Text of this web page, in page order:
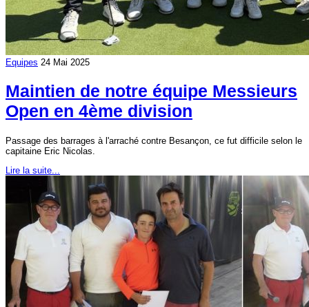
Equipes 24 Mai 2025
Maintien de notre équipe Messieurs
Open en 4ème division
Passage des barrages à l'arraché contre Besançon, ce fut difficile selon le
capitaine Eric Nicolas.
Lire la suite...